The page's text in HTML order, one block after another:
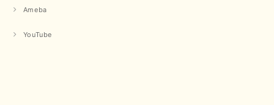
Ameba
YouTube